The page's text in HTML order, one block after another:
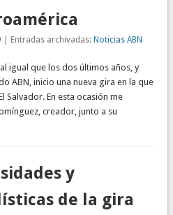
| Entradas archivadas:Noticias ABN
igual que los dos últimos años, y
ABN, inicio una nueva gira en la que
Salvador. En esta ocasión me
creador, junto a su
y
de la gira